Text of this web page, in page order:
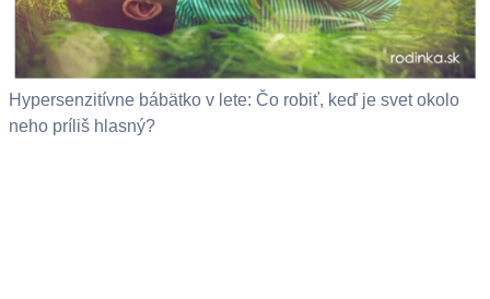
Hypersenzitívne bábätko v lete: Čo robiť, keď je svet okolo
neho príliš hlasný?